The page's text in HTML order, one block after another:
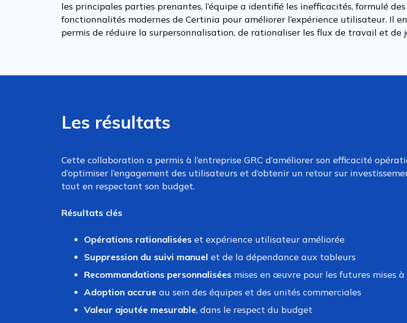
les principales parties prenantes, l’équipe a identifié les inefficacités, formulé
fonctionnalités modernes de Certinia pour améliorer l’expérience utilisateur. Il
permis de réduire la surpersonnalisation, de rationaliser les flux de travail et de
Les résultats
Cette collaboration a permis à l’entreprise GRC d’améliorer son efficacité
d’optimiser l’engagement des utilisateurs et d’obtenir un retour sur
tout en respectant son budget.
Résultats clés
Opérations rationalisées et expérience utilisateur améliorée
Suppression du suivi manuel et de la dépendance aux tableurs
Recommandations personnalisées mises en œuvre pour les futures mises à
Adoption accrue au sein des équipes et des unités commerciales
Valeur ajoutée mesurable, dans le respect du budget